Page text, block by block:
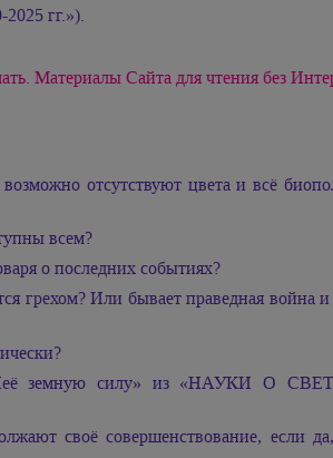
гг.»).
Материалы Сайта для чтения без
отсутствуют цвета и всё
всем?
о последних событиях?
грехом? Или бывает праведная война
Неё земную силу» из «НАУКИ О
своё совершенствование, если